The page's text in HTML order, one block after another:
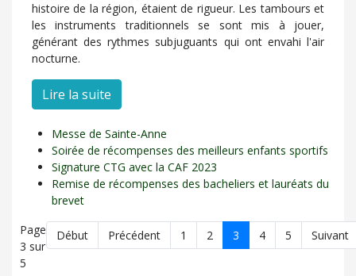
histoire de la région, étaient de rigueur. Les tambours et
les instruments traditionnels se sont mis à jouer,
générant des rythmes subjuguants qui ont envahi l'air
nocturne.
Lire la suite
Messe de Sainte-Anne
Soirée de récompenses des meilleurs enfants sportifs
Signature CTG avec la CAF 2023
Remise de récompenses des bacheliers et lauréats du
brevet
Page
3 sur
5
Début Précédent 1 2 3 4 5 Suivant